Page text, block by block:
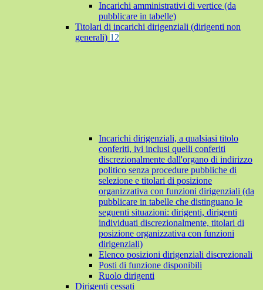
Incarichi amministrativi di vertice (da
pubblicare in tabelle)
Titolari di incarichi dirigenziali (dirigenti non
generali) 12
Incarichi dirigenziali, a qualsiasi titolo
conferiti, ivi inclusi quelli conferiti
discrezionalmente dall'organo di indirizzo
politico senza procedure pubbliche di
selezione e titolari di posizione
organizzativa con funzioni dirigenziali (da
pubblicare in tabelle che distinguano le
seguenti situazioni: dirigenti, dirigenti
individuati discrezionalmente, titolari di
posizione organizzativa con funzioni
dirigenziali)
Elenco posizioni dirigenziali discrezionali
Posti di funzione disponibili
Ruolo dirigenti
Dirigenti cessati